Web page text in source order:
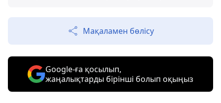
Мақаламен бөлісу
Google-ға қосылып,
жаңалықтарды бірінші болып оқыңыз